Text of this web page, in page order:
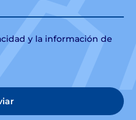
y la información de